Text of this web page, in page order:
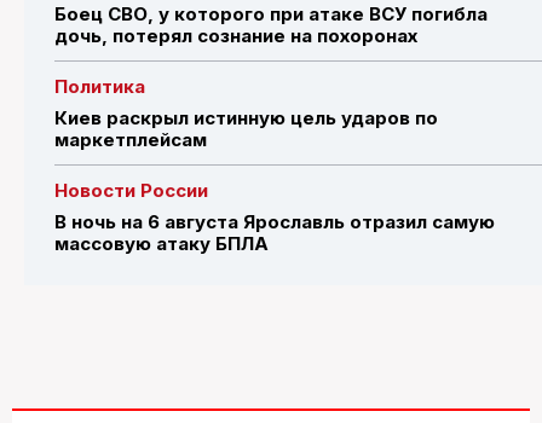
Боец СВО, у которого при атаке ВСУ погибла
дочь, потерял сознание на похоронах
Политика
Киев раскрыл истинную цель ударов по
маркетплейсам
Новости России
В ночь на 6 августа Ярославль отразил самую
массовую атаку БПЛА